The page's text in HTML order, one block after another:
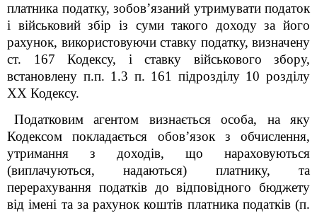
платника податку, зобов’язаний утримувати податок
і військовий збір із суми такого доходу за його
рахунок, використовуючи ставку податку, визначену
ст. 167 Кодексу, і ставку військового збору,
встановлену п.п. 1.3 п. 161 підрозділу 10 розділу
ХХ Кодексу.
Податковим агентом визнається особа, на яку
Кодексом покладається обов’язок з обчислення,
утримання з доходів, що нараховуються
(виплачуються, надаються) платнику, та
перерахування податків до відповідного бюджету
від імені та за рахунок коштів платника податків (п.